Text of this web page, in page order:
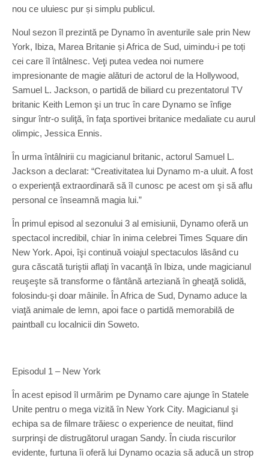
nou ce uluiesc pur și simplu publicul.
Noul sezon îl prezintă pe Dynamo în aventurile sale prin New
York, Ibiza, Marea Britanie și Africa de Sud, uimindu-i pe toți
cei care îl întâlnesc. Veţi putea vedea noi numere
impresionante de magie alături de actorul de la Hollywood,
Samuel L. Jackson, o partidă de biliard cu prezentatorul TV
britanic Keith Lemon şi un truc în care Dynamo se înfige
singur într-o suliţă, în faţa sportivei britanice medaliate cu aurul
olimpic, Jessica Ennis.
În urma întâlnirii cu magicianul britanic, actorul Samuel L.
Jackson a declarat: “Creativitatea lui Dynamo m-a uluit. A fost
o experienţă extraordinară să îl cunosc pe acest om şi să aflu
personal ce înseamnă magia lui.”
În primul episod al sezonului 3 al emisiunii, Dynamo oferă un
spectacol incredibil, chiar în inima celebrei Times Square din
New York. Apoi, îşi continuă voiajul spectaculos lăsând cu
gura căscată turiştii aflaţi în vacanţă în Ibiza, unde magicianul
reuşeşte să transforme o fântână arteziană în gheaţă solidă,
folosindu-şi doar mâinile. În Africa de Sud, Dynamo aduce la
viaţă animale de lemn, apoi face o partidă memorabilă de
paintball cu localnicii din Soweto.
Episodul 1 – New York
În acest episod îl urmărim pe Dynamo care ajunge în Statele
Unite pentru o mega vizită în New York City. Magicianul şi
echipa sa de filmare trăiesc o experience de neuitat, fiind
surprinşi de distrugătorul uragan Sandy. În ciuda riscurilor
evidente, furtuna îi oferă lui Dynamo ocazia să aducă un strop